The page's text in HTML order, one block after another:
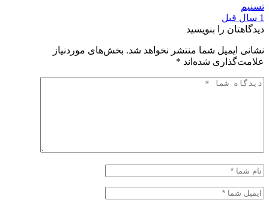
تسنیم
1 سال قبل
دیدگاهتان را بنویسید
نشانی ایمیل شما منتشر نخواهد شد. بخش‌های موردنیاز
علامت‌گذاری شده‌اند *